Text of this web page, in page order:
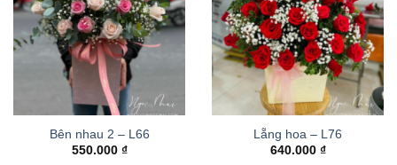
Bên nhau 2 – L66
550.000 ₫
Lẵng hoa – L76
640.000 ₫